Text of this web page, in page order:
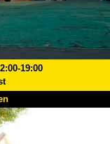
19:00